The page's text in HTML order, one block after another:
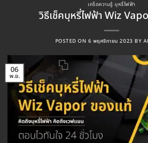
เกร็ดความรู้ บุหรี่ไฟฟ้า
วิธีเช็คบุหรี่ไฟฟ้า Wiz
POSTED ON 6 พฤศจิกายน 2023 BY
06
พ.ย.